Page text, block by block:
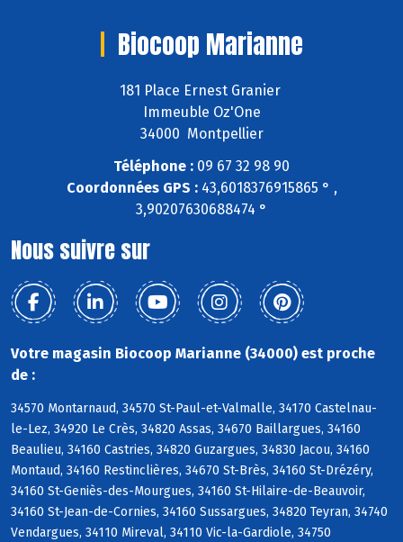
Biocoop Marianne
181 Place Ernest Granier
Immeuble Oz'One
34000 Montpellier
Téléphone : 09 67 32 98 90
Coordonnées GPS :43,6018376915865 ° ,
3,90207630688474 °
Nous suivre sur
Votre magasin Biocoop Marianne (34000) est proche
de :
34570 Montarnaud, 34570 St-Paul-et-Valmalle, 34170 Castelnau-
le-Lez, 34920 Le Crès, 34820 Assas, 34670 Baillargues, 34160
Beaulieu, 34160 Castries, 34820 Guzargues, 34830 Jacou, 34160
Montaud, 34160 Restinclières, 34670 St-Brès, 34160 St-Drézéry,
34160 St-Geniès-des-Mourgues, 34160 St-Hilaire-de-Beauvoir,
34160 St-Jean-de-Cornies, 34160 Sussargues, 34820 Teyran, 34740
Vendargues, 34110 Mireval, 34110 Vic-la-Gardiole, 34750